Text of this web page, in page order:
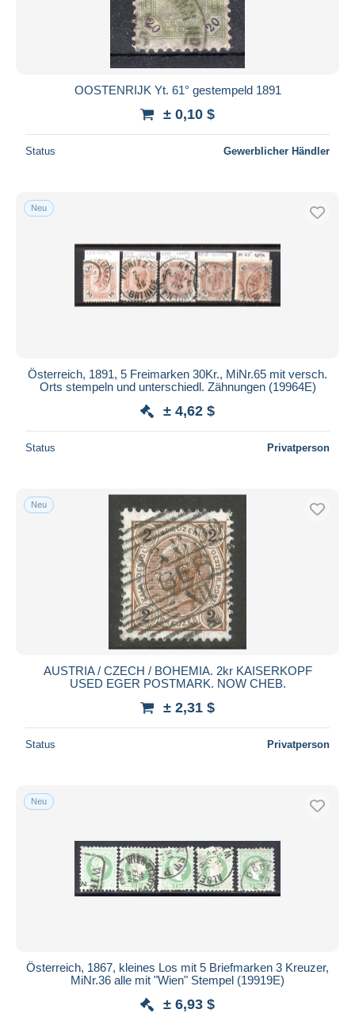
OOSTENRIJK Yt. 61° gestempeld 1891
± 0,10 $
Status Gewerblicher Händler
Neu
Österreich, 1891, 5 Freimarken 30Kr., MiNr.65 mit versch.
Orts stempeln und unterschiedl. Zähnungen (19964E)
± 4,62 $
Status Privatperson
Neu
AUSTRIA / CZECH / BOHEMIA. 2kr KAISERKOPF
USED EGER POSTMARK. NOW CHEB.
± 2,31 $
Status Privatperson
Neu
Österreich, 1867, kleines Los mit 5 Briefmarken 3 Kreuzer,
MiNr.36 alle mit "Wien" Stempel (19919E)
± 6,93 $